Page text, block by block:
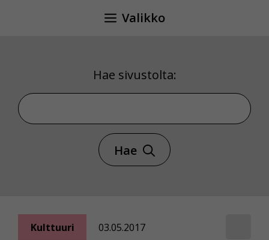
Valikko
Hae sivustolta:
Hae sivustolta
Hae
Kulttuuri 03.05.2017